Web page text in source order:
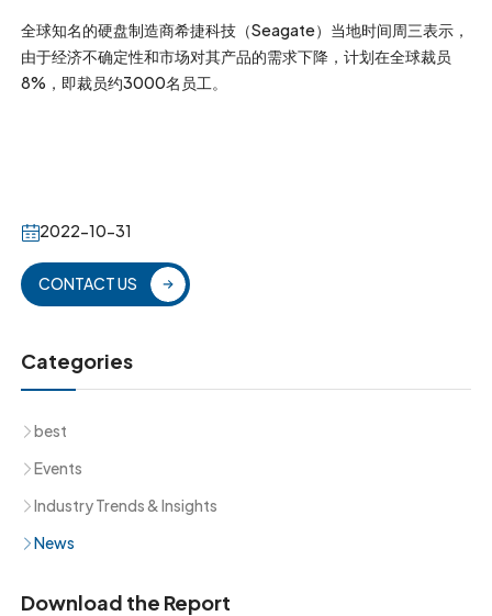
全球知名的硬盘制造商希捷科技（Seagate）当地时间周三表示，
由于经济不确定性和市场对其产品的需求下降，计划在全球裁员
8%，即裁员约3000名员工。
2022-10-31
CONTACT US
Categories
best
Events
Industry Trends & Insights
News
Download the Report